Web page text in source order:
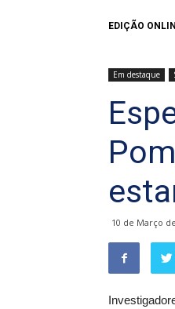
EDIÇÃO
Em destaque
10 de Março